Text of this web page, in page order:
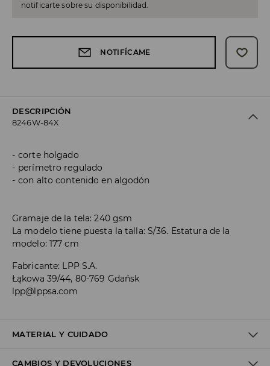
notificarte sobre su disponibilidad.
NOTIFÍCAME
DESCRIPCIÓN
8246W-84X
corte holgado
perímetro regulado
con alto contenido en algodón
Gramaje de la tela: 240 gsm
La modelo tiene puesta la talla: S/36. Estatura de la
modelo: 177 cm
Fabricante: LPP S.A.
Łąkowa 39/44, 80-769 Gdańsk
lpp@lppsa.com
MATERIAL Y CUIDADO
CAMBIOS Y DEVOLUCIONES